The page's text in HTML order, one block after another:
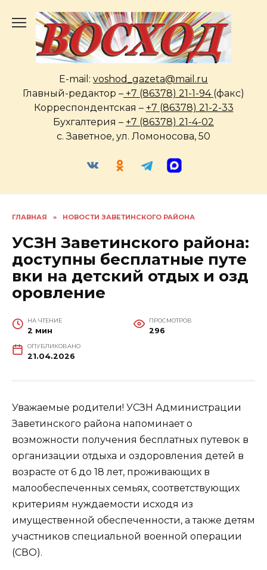
содержанию
E-mail: voshod_gazeta@mail.ru
Главный-редактор – +7 (86378) 21-1-94 (факс)
Корреспондентская – +7 (86378) 21-2-33
Бухгалтерия – +7 (86378) 21-4-02
с. Заветное, ул. Ломоносова, 50
ГЛАВНАЯ » НОВОСТИ ЗАВЕТИНСКОГО РАЙОНА
УСЗН Заветинского района:
доступны бесплатные путе
вки на детский отдых и озд
оровление
НА ЧТЕНИЕ
2 мин
ПРОСМОТРОВ
296
ОПУБЛИКОВАНО
21.04.2026
Уважаемые родители! УСЗН Администрации
Заветинского района напоминает о
возможности получения бесплатных путевок в
организации отдыха и оздоровления детей в
возрасте от 6 до 18 лет, проживающих в
малообеспеченных семьях, соответствующих
критериям нуждаемости исходя из
имущественной обеспеченности, а также детям
участников специальной военной операции
(СВО).